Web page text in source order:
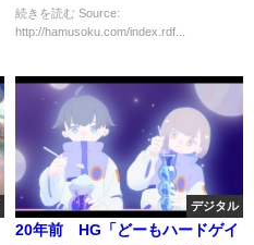
報レベル設定以来初
続きを読む Source:
http://hamusoku.com/index.rdf...
デジタル
20年前 HG「どーもハードゲイ